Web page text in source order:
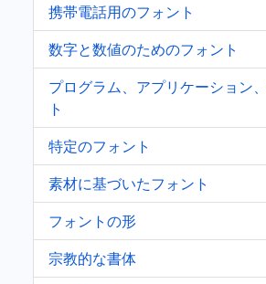
携帯電話用のフォント
数字と数値のためのフォント
プログラム、アプリケーション
ト
特定のフォント
素材に基づいたフォント
フォントの形
宗教的な書体